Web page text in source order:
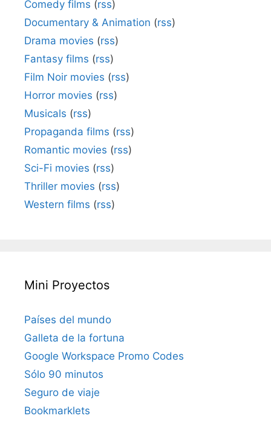
Comedy films (rss)
Documentary & Animation (rss)
Drama movies (rss)
Fantasy films (rss)
Film Noir movies (rss)
Horror movies (rss)
Musicals (rss)
Propaganda films (rss)
Romantic movies (rss)
Sci-Fi movies (rss)
Thriller movies (rss)
Western films (rss)
Mini Proyectos
Países del mundo
Galleta de la fortuna
Google Workspace Promo Codes
Sólo 90 minutos
Seguro de viaje
Bookmarklets